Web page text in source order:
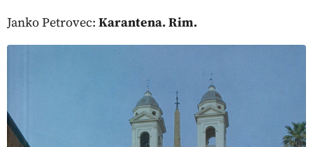
Janko Petrovec: Karantena. Rim.